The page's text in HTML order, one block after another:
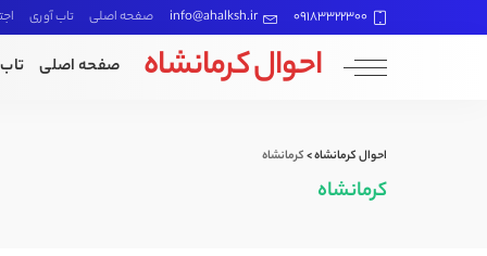
09183322300
info@ahalksh.ir صفحه اصلی تاب آوری
احوال کرمانشاه صفحه اصلی
احوال کرمانشاه>کرمانشاه
کرمانشاه